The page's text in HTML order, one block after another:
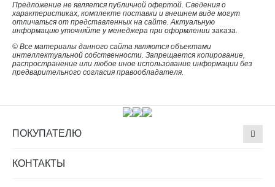
Предложение не является публичной офертой. Сведения о
характеристиках, комплекте поставки и внешнем виде могут
отличаться от представленных на сайте. Актуальную
информацию уточняйте у менеджера при оформлении заказа.
© Все материалы данного сайта являются объектами
интеллектуальной собственности. Запрещается копирование,
распространение или любое иное использование информации без
предварительного согласия правообладателя.
ПОКУПАТЕЛЮ
КОНТАКТЫ